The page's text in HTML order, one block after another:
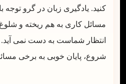
کنید. یادگیری زبان در گرو توجه
مسائل کاری به هم ریخته و
انتظار شماست به دست نمی آید.
شروع، پایان خوبی به برخی